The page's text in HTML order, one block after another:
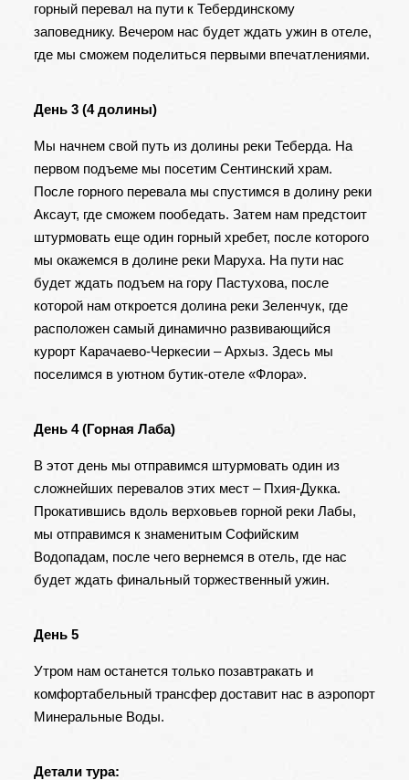
горный перевал на пути к Тебердинскому
заповеднику. Вечером нас будет ждать ужин в отеле,
где мы сможем поделиться первыми впечатлениями.
День 3 (4 долины)
Мы начнем свой путь из долины реки Теберда. На
первом подъеме мы посетим Сентинский храм.
После горного перевала мы спустимся в долину реки
Аксаут, где сможем пообедать. Затем нам предстоит
штурмовать еще один горный хребет, после которого
мы окажемся в долине реки Маруха. На пути нас
будет ждать подъем на гору Пастухова, после
которой нам откроется долина реки Зеленчук, где
расположен самый динамично развивающийся
курорт Карачаево-Черкесии – Архыз. Здесь мы
поселимся в уютном бутик-отеле «Флора».
День 4 (Горная Лаба)
В этот день мы отправимся штурмовать один из
сложнейших перевалов этих мест – Пхия-Дукка.
Прокатившись вдоль верховьев горной реки Лабы,
мы отправимся к знаменитым Софийским
Водопадам, после чего вернемся в отель, где нас
будет ждать финальный торжественный ужин.
День 5
Утром нам останется только позавтракать и
комфортабельный трансфер доставит нас в аэропорт
Минеральные Воды.
Детали тура: